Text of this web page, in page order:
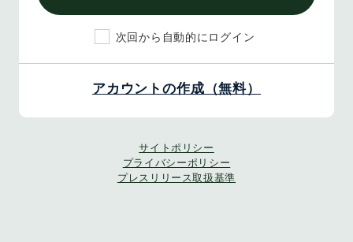
次回から自動的にログイン
アカウントの作成（無料）
サイトポリシー
プライバシーポリシー
プレスリリース取扱基準